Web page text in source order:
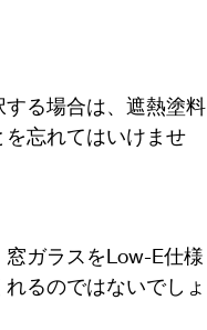
る場合は、遮熱塗料
忘れてはいけませ
ガラスをLow-E仕様
るのではないでしょ